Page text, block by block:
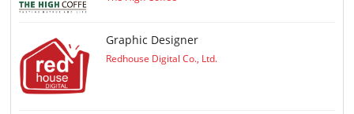
Graphic Designer
Redhouse Digital Co., Ltd.